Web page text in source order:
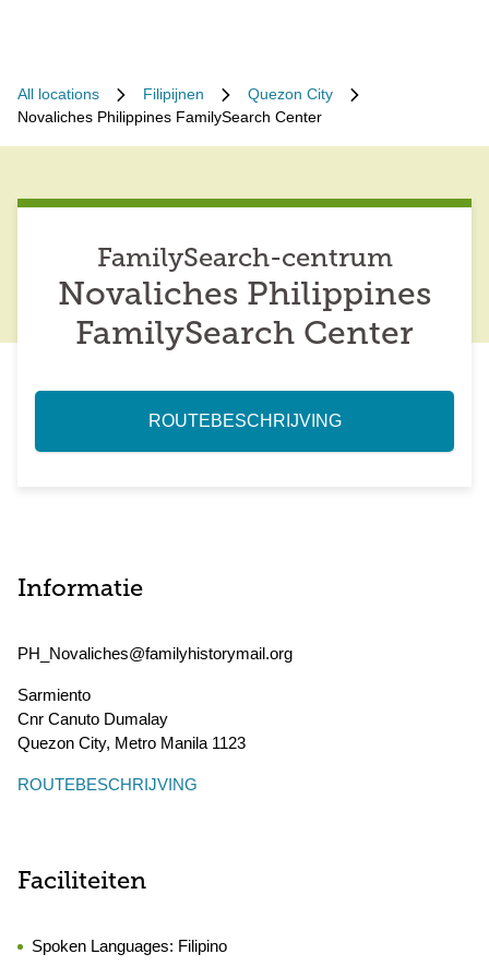
All locations Filipijnen
Quezon City
Novaliches Philippines FamilySearch Center
FamilySearch-centrum
Novaliches Philippines
FamilySearch Center
ROUTEBESCHRIJVING
Informatie
PH_Novaliches@familyhistorymail.org
Sarmiento
Cnr Canuto Dumalay
Quezon City, Metro Manila 1123
ROUTEBESCHRIJVING
Faciliteiten
Spoken Languages: Filipino